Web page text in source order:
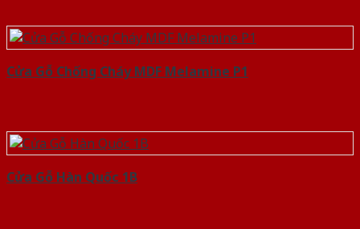
Cửa Gỗ Chống Cháy MDF Melamine P1
Cửa Gỗ Hàn Quốc 1B